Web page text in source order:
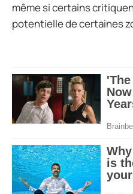
même si certains
potentielle de certaines